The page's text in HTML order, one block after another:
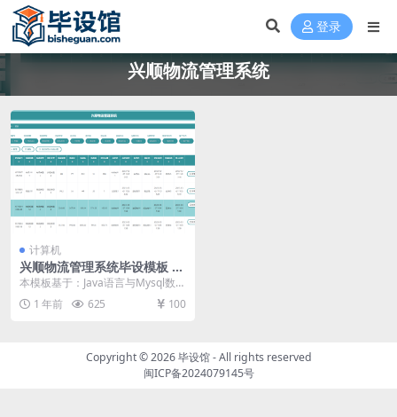
登录
兴顺物流管理系统
计算机
兴顺物流管理系统毕设模板 毕
业设计模板及毕业论文
本模板基于：Java语言与Mysql数据
库开发 系统功能实现 管理员功能模
块的实...
1 年前 625 100
Copyright © 2026毕设馆- All rights reserved
闽ICP备2024079145号